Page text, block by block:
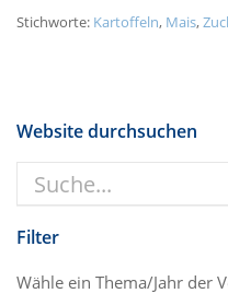
Stichworte: Kartoffeln, Mais,
Website durchsuchen
Filter
Wähle ein Thema/Jahr der